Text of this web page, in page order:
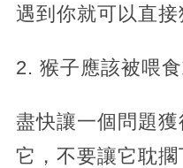
遇到你就可以直接
2. 猴子應該被喂
盡快讓一個問題
它，不要讓它耽擱